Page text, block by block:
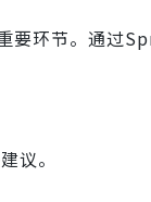
要环节。通过
议。